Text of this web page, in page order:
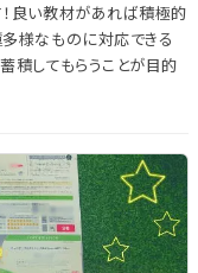
良い教材があれば積極的
様なものに対応できる
積してもらうことが目的